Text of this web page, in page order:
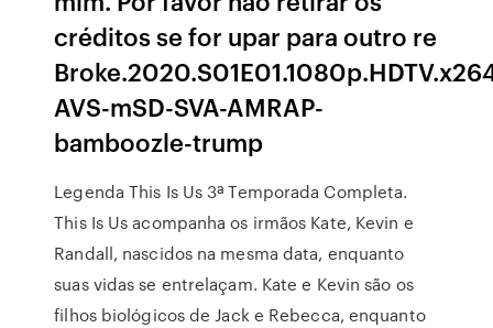
créditos se for upar para outro re
AVS-mSD-SVA-AMRAP-
bamboozle-trump
Legenda This Is Us 3ª Temporada Completa.
This Is Us acompanha os irmãos Kate, Kevin e
Randall, nascidos na mesma data, enquanto
suas vidas se entrelaçam. Kate e Kevin são os
filhos biológicos de Jack e Rebecca, enquanto